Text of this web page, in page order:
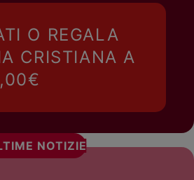
O REGALA
CRISTIANA A
NOTIZIE